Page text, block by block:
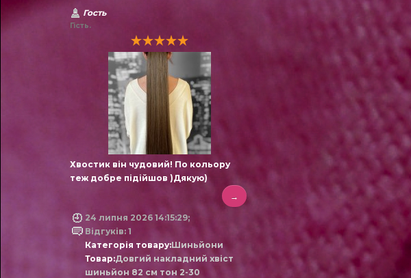
Гость
Гість.
Хвостик він чудовий! По кольору
теж добре підійшов )Дякую)
→
24 липня 2026 14:15:29;
Відгуків: 1
Категорія товару:Шиньйони
Товар:Довгий накладний хвіст
шиньйон 82 см тон 2-30